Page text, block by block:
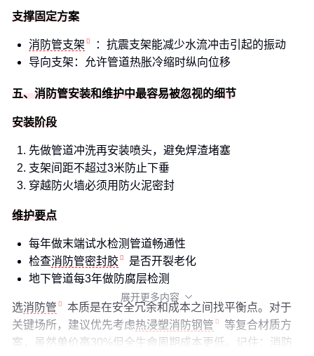
支撑固定方案
消防管支架
：抗震支架能减少水流冲击引起的振动
导向支架：允许管道热胀冷缩时纵向位移
五、消防管安装和维护中最容易被忽视的细节
安装阶段
先做管道冲洗再安装喷头，避免焊渣堵塞
支架间距不超过3米防止下垂
穿越防火墙必须用防火泥密封
维护要点
每年做末端试水检测管道畅通性
检查消防管密封胶
是否开裂老化
地下管道每3年做防腐层检测
选消防管
本质是在安全冗余和成本之间找平衡点。对于
关键场所，建议优先考虑热浸塑消防钢管
等复合材质方
案，虽然单价高30%但全生命周期成本更低。记住：消防
展开更多内容 